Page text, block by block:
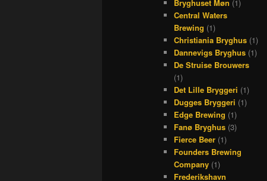
Bryghuset Møn (1)
Central Waters
Brewing (1)
Christiania Bryghus (1)
Dannevigs Bryghus (1)
De Struise Brouwers
(1)
Det Lille Bryggeri (1)
Dugges Bryggeri (1)
Edge Brewing (1)
Fanø Bryghus (3)
Fierce Beer (1)
Founders Brewing
Company (1)
Frederikshavn